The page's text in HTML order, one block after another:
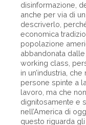
disinformazione,
anche per via di
descriverlo,
economica
popolazione
abbandonata
working class,
in un’industria,
persone spinte a
lavoro, ma che
dignitosamente e
nell’America di
questo riguarda